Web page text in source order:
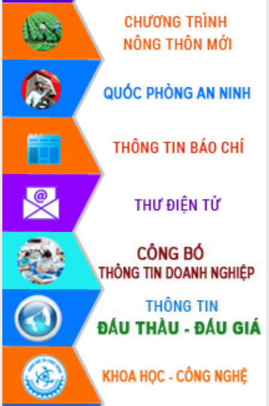
Thủ tướng Chính phủ Phạm Minh Chính
kiểm tra, chỉ đạo hoàn thành các dự
án cao tốc và thăm khu tái định cư tại
Đắk Lắk
Sôi nổi Hội đua ngựa truyền thống Gò
Thì Thùng mừng Xuân Bính Ngọ 2026
Lãnh đạo tỉnh dâng hương tưởng niệm
tại Đập Đồng Cam đầu Xuân Bính Ngọ
Ngành nông nghiệp phấn đấu tăng
trưởng đạt 5,86% trong năm 2026
UBND tỉnh Đắk Lắk triển khai công tác
quốc phòng, quân sự địa phương năm
Đắk Lắk tập trung toàn lực khắc phục
tồn tại IUU, sẵn sàng làm việc với
Đoàn thanh tra EC
Chủ tịch UBND tỉnh Tạ Anh Tuấn thăm,
chúc mừng các bệnh viện nhân Ngày
Thầy thuốc Việt Nam
Rộn ràng lễ hội truyền thống Sông
nước Đà Nông lần thứ I năm 2026
Kỳ họp Chuyên đề lần thứ Năm, HĐND
tỉnh Đắk Lắk thông qua các nghị quyết
quan trọng
Thống nhất danh sách giới thiệu ứng
cử đại biểu Quốc hội khoá XVI và đại
biểu HĐND tỉnh Đắk Lắk, nhiệm kỳ
2026-2031
Phát động hai phong trào thi đua quan
trọng trong kỷ nguyên mới
Hội nghị lần thứ tư Ban Chỉ đạo công